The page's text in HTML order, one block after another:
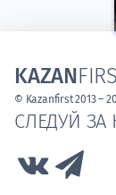
СЛЕДУЙ
Link to Vk
KAZAN
© Kazanfirst 2013 –